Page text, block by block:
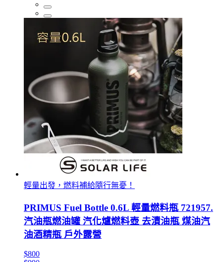
輕量出發，燃料補給隨行無憂！
PRIMUS Fuel Bottle 0.6L 輕量燃料瓶 721957.
汽油瓶燃油罐 汽化爐燃料壺 去漬油瓶 煤油汽
油酒精瓶 戶外露營
$800